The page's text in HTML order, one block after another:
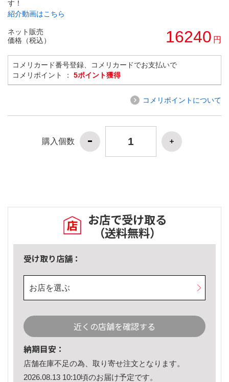
す！
紹介動画はこちら
ネット販売
価格（税込）
16240 円
コメリカード番号登録、コメリカードでお支払いで
コメリポイント ： 5ポイント獲得
コメリポイントについて
購入個数
お店で受け取る
（送料無料）
受け取り店舗：
お店を選ぶ
近くの店舗を確認する
納期目安：
店舗在庫不足の為、取り寄せ注文となります。
2026.08.13 10:10頃のお届け予定です。